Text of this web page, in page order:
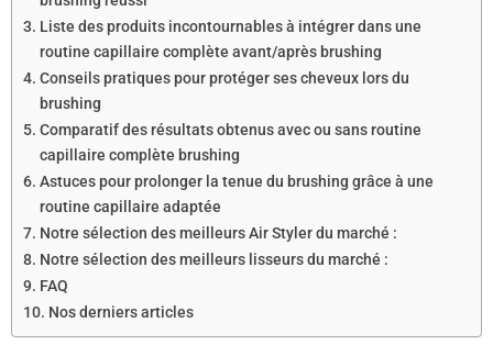
Liste des produits incontournables à intégrer dans une
routine capillaire complète avant/après brushing
Conseils pratiques pour protéger ses cheveux lors du
brushing
Comparatif des résultats obtenus avec ou sans routine
capillaire complète brushing
Astuces pour prolonger la tenue du brushing grâce à une
routine capillaire adaptée
Notre sélection des meilleurs Air Styler du marché :
Notre sélection des meilleurs lisseurs du marché :
FAQ ​
Nos derniers articles